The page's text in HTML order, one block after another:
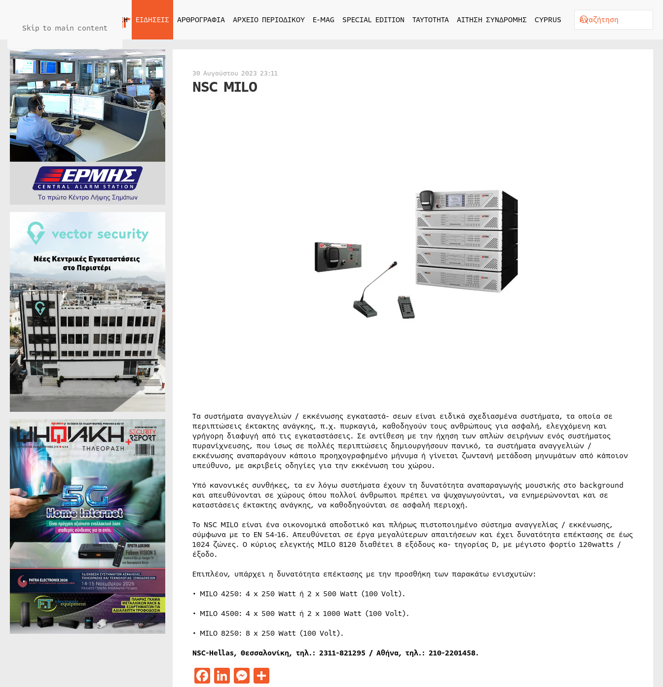
Skip to main content
ΑΡΧΙΚΗ ΕΙΔΗΣΕΙΣ ΑΡΘΡΟΓΡΑΦΙΑ ΑΡΧΕΙΟ ΠΕΡΙΟΔΙΚΟΥ E-MAG SPECIAL EDITION ΤΑΥΤΟΤΗΤΑ ΑΙΤΗΣΗ ΣΥΝΔΡΟΜΗΣ CYPRUS
30 Αυγούστου 2023 23:11
NSC MILO
Τα συστήματα αναγγελιών / εκκένωσης εγκαταστά- σεων είναι ειδικά σχεδιασμένα συστήματα, τα οποία σε
περιπτώσεις έκτακτης ανάγκης, π.χ. πυρκαγιά, καθοδηγούν τους ανθρώπους για ασφαλή, ελεγχόμενη και
γρήγορη διαφυγή από τις εγκαταστάσεις. Σε αντίθεση με την ήχηση των απλών σειρήνων ενός συστήματος
πυρανίχνευσης, που ίσως σε πολλές περιπτώσεις δημιουργήσουν πανικό, τα συστήματα αναγγελιών /
εκκένωσης αναπαράγουν κάποιο προηχογραφημένο μήνυμα ή γίνεται ζωντανή μετάδοση μηνυμάτων από κάποιον
υπεύθυνο, με ακριβείς οδηγίες για την εκκένωση του χώρου.
Υπό κανονικές συνθήκες, τα εν λόγω συστήματα έχουν τη δυνατότητα αναπαραγωγής μουσικής στο background
και απευθύνονται σε χώρους όπου πολλοί άνθρωποι πρέπει να ψυχαγωγούνται, να ενημερώνονται και σε
καταστάσεις έκτακτης ανάγκης, να καθοδηγούνται σε ασφαλή περιοχή.
Το NSC MILO είναι ένα οικονομικά αποδοτικό και πλήρως πιστοποιημένο σύστημα αναγγελίας / εκκένωσης,
σύμφωνα με το EN 54-16. Απευθύνεται σε έργα μεγαλύτερων απαιτήσεων και έχει δυνατότητα επέκτασης σε έως
1024 ζώνες. Ο κύριος ελεγκτής MILO 8120 διαθέτει 8 εξόδους κα- τηγορίας D, με μέγιστο φορτίο 120watts /
έξοδο.
Επιπλέον, υπάρχει η δυνατότητα επέκτασης με την προσθήκη των παρακάτω ενισχυτών:
• MILO 4250: 4 x 250 Watt ή 2 x 500 Watt (100 Volt).
• MILO 4500: 4 x 500 Watt ή 2 x 1000 Watt (100 Volt).
• MILO 8250: 8 x 250 Watt (100 Volt).
NSC-Hellas, Θεσσαλονίκη, τηλ.: 2311-821295 / Αθήνα, τηλ.: 210-2201458.
Facebook
LinkedIn
Messenger
Μοιραστείτε